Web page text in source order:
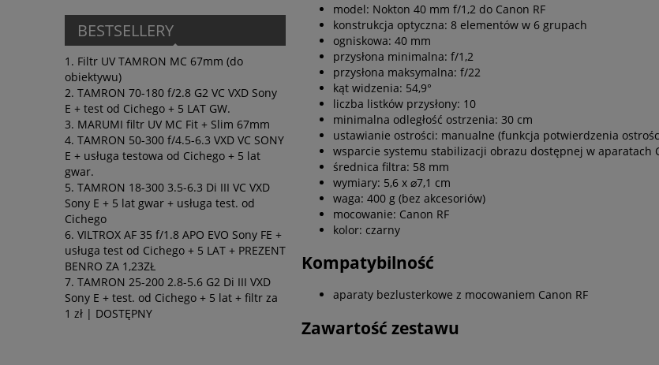
BESTSELLERY
Filtr UV TAMRON MC 67mm (do
obiektywu)
TAMRON 70-180 f/2.8 G2 VC VXD Sony
E + test od Cichego + 5 LAT GW.
MARUMI filtr UV MC Fit + Slim 67mm
TAMRON 50-300 f/4.5-6.3 VXD VC SONY
E + usługa testowa od Cichego + 5 lat
gwar.
TAMRON 18-300 3.5-6.3 Di III VC VXD
Sony E + 5 lat gwar + usługa test. od
Cichego
VILTROX AF 35 f/1.8 APO EVO Sony FE +
usługa test od Cichego + 5 LAT + PREZENT
BENRO ZA 1,23ZŁ
TAMRON 25-200 2.8-5.6 G2 Di III VXD
Sony E + test. od Cichego + 5 lat + filtr za
1 zł | DOSTĘPNY
model: Nokton 40 mm f/1,2 do Canon RF
konstrukcja optyczna: 8 elementów w 6 grupach
ogniskowa: 40 mm
przysłona minimalna: f/1,2
przysłona maksymalna: f/22
kąt widzenia: 54,9°
liczba listków przysłony: 10
minimalna odległość ostrzenia: 30 cm
ustawianie ostrości: manualne (funkcja potwierdzenia
wsparcie systemu stabilizacji obrazu dostępnej w aparatach
średnica filtra: 58 mm
wymiary: 5,6 x ⌀7,1 cm
waga: 400 g (bez akcesoriów)
mocowanie: Canon RF
kolor: czarny
Kompatybilność
aparaty bezlusterkowe z mocowaniem Canon RF
Zawartość zestawu